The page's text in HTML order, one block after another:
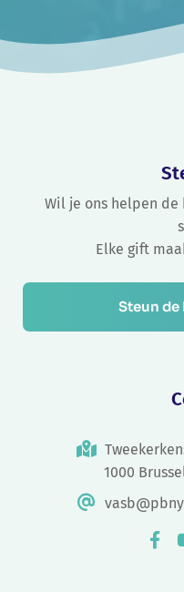
Wil je ons helpen
Elke gift
Steun
1000